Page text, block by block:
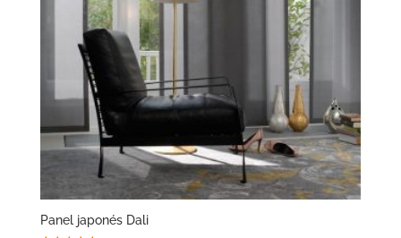
Panel japonés Dali